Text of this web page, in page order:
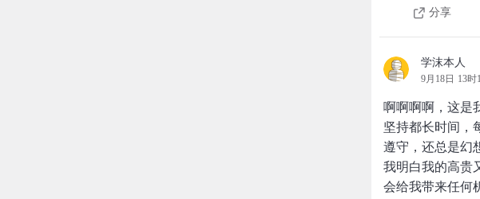
分享
学沫本人
9月18日 13时
啊啊啊啊，这是
坚持都长时间，
遵守，还总是幻
我明白我的高贵
会给我带来任何